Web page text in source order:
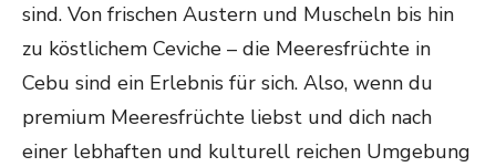
sind. Von frischen Austern und Muscheln bis hin
zu köstlichem Ceviche – die Meeresfrüchte in
Cebu sind ein Erlebnis für sich. Also, wenn du
premium Meeresfrüchte liebst und dich nach
einer lebhaften und kulturell reichen Umgebung